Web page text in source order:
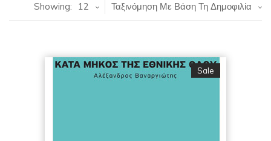
Ταξινόμηση Με Βάση Τη Δημοφιλία
Showing: 12
Sale